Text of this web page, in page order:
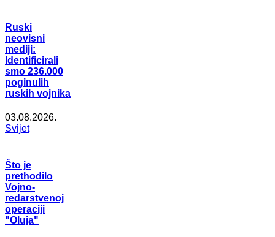
Ruski
neovisni
mediji:
Identificirali
smo 236.000
poginulih
ruskih vojnika
03.08.2026.
Svijet
Što je
prethodilo
Vojno-
redarstvenoj
operaciji
"Oluja"